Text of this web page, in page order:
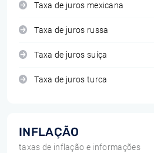
Taxa de juros mexicana
Taxa de juros russa
Taxa de juros suíça
Taxa de juros turca
INFLAÇÃO
taxas de inflação e informações